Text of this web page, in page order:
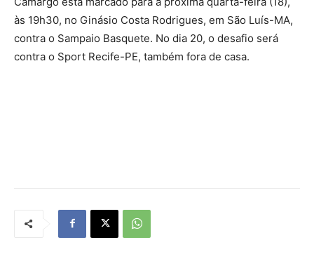
às 19h30, no Ginásio Costa Rodrigues, em São Luís-MA,
contra o Sampaio Basquete. No dia 20, o desafio será
contra o Sport Recife-PE, também fora de casa.